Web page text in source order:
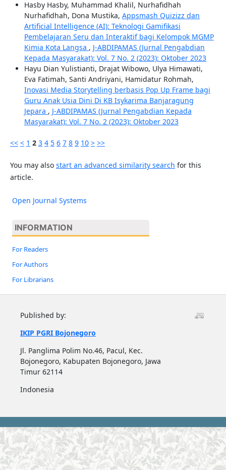
Hasby Hasby, Muhammad Khalil, Nurhafidhah
Nurhafidhah, Dona Mustika, Appsmash Quizizz dan
Artificial Intelligence (AI): Teknologi Gamifikasi
Pembelajaran Seru dan Interaktif bagi Kelompok MGMP
Kimia Kota Langsa , J-ABDIPAMAS (Jurnal Pengabdian
Kepada Masyarakat): Vol. 7 No. 2 (2023): Oktober 2023
Hayu Dian Yulistianti, Drajat Wibowo, Ulya Himawati,
Eva Fatimah, Santi Andriyani, Hamidatur Rohmah,
Inovasi Media Storytelling berbasis Pop Up Frame bagi
Guru Anak Usia Dini Di KB Isykarima Banjaragung
Jepara , J-ABDIPAMAS (Jurnal Pengabdian Kepada
Masyarakat): Vol. 7 No. 2 (2023): Oktober 2023
<< < 1 2 3 4 5 6 7 8 9 10 > >>
You may also start an advanced similarity search for this
article.
Open Journal Systems
INFORMATION
For Readers
For Authors
For Librarians
Published by:
IKIP PGRI Bojonegoro
Jl. Panglima Polim No.46, Pacul, Kec.
Bojonegoro, Kabupaten Bojonegoro, Jawa
Timur 62114
Indonesia